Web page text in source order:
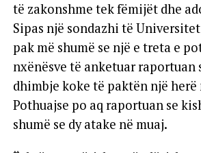
të zakonshme tek fëmijët dhe
Sipas një sondazhi të
pak më shumë se një e treta e
nxënësve të anketuar raportuan
dhimbje koke të paktën një herë
Pothuajse po aq raportuan se
shumë se dy atake në muaj.